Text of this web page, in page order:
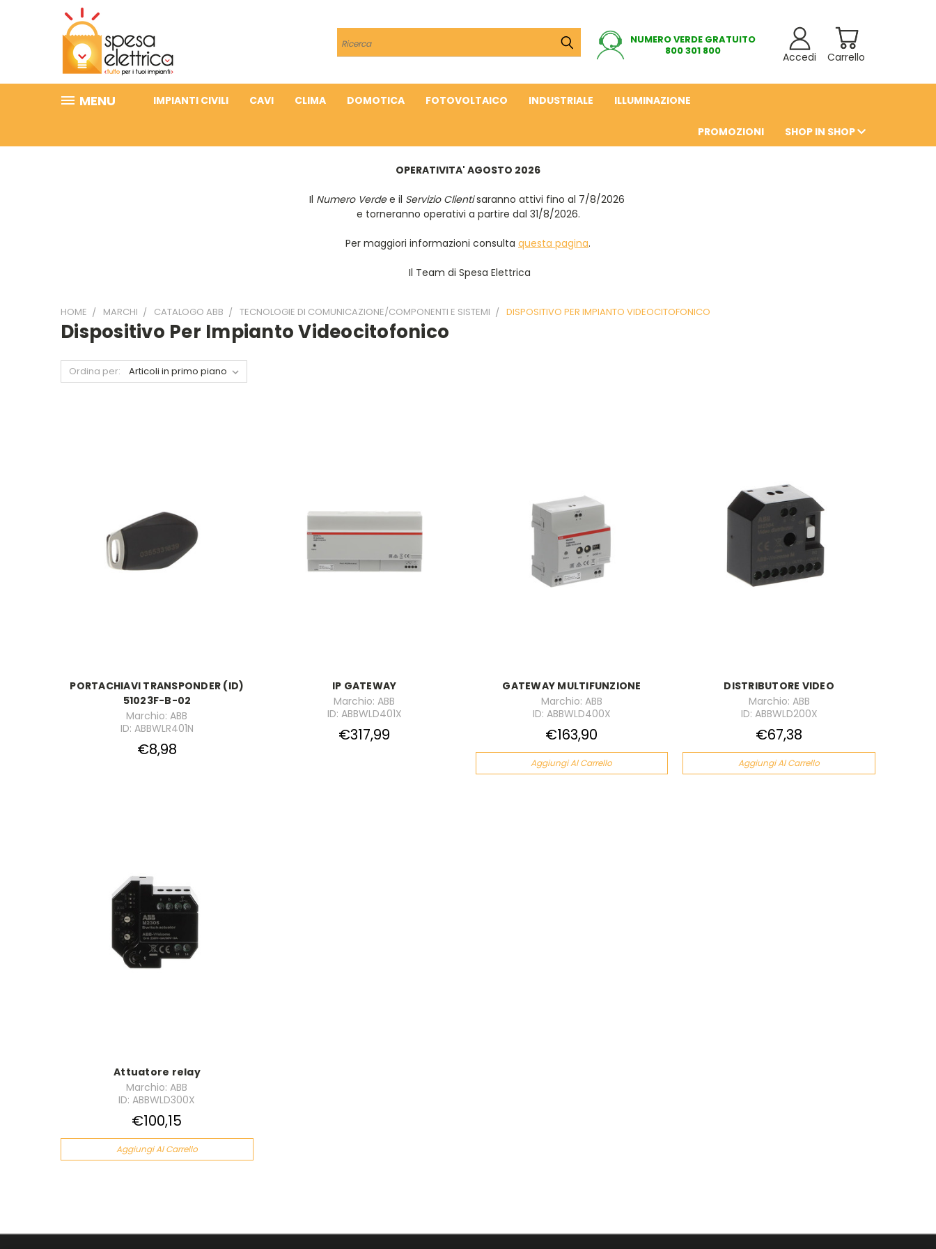
Cerca
NUMERO VERDE GRATUITO
800 301 800
Carrello
Accedi
MENU IMPIANTI CIVILI CAVI CLIMA DOMOTICA FOTOVOLTAICO INDUSTRIALE ILLUMINAZIONE
PROMOZIONI SHOP IN SHOP
OPERATIVITA' AGOSTO 2026
Il Numero Verdee il Servizio Clientisaranno attivi fino al 7/8/2026
e torneranno operativi a partire dal 31/8/2026.
Per maggiori informazioni consulta questa pagina.
Il Team di Spesa Elettrica
HOME MARCHI CATALOGO ABB TECNOLOGIE DI COMUNICAZIONE/COMPONENTI E SISTEMI DISPOSITIVO PER IMPIANTO VIDEOCITOFONICO
Dispositivo Per Impianto Videocitofonico
Ordina per:
PORTACHIAVI TRANSPONDER (ID)
51023F-B-02
Marchio: ABB
ID: ABBWLR401N
€8,98
IP GATEWAY
Marchio: ABB
ID: ABBWLD401X
€317,99
GATEWAY MULTIFUNZIONE
Marchio: ABB
ID: ABBWLD400X
€163,90
Aggiungi Al Carrello
DISTRIBUTORE VIDEO
Marchio: ABB
ID: ABBWLD200X
€67,38
Aggiungi Al Carrello
Attuatore relay
Marchio: ABB
ID: ABBWLD300X
€100,15
Aggiungi Al Carrello